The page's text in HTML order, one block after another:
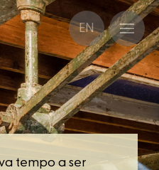
EN
tempo a ser